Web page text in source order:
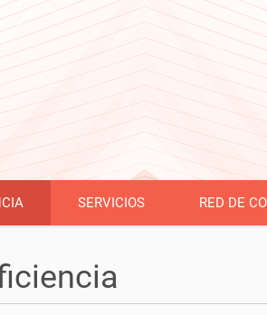
SERVICIOS RED DE